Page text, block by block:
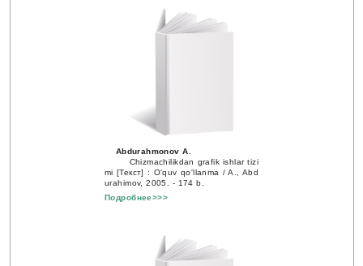
Abdurahmonov A.
Chizmachilikdan grafik ishlar tizi
mi [Текст] : O'quv qo'llanma / A., Abd
urahimov, 2005. - 174 b.
Подробнее>>>